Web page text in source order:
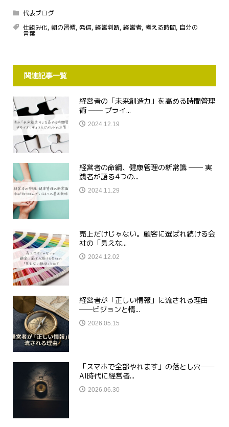
代表ブログ
仕組み化, 朝の習慣, 発信, 経営判断, 経営者, 考える時間, 自分の
言葉
関連記事一覧
経営者の「未来創造力」を高める時間管理
術 ―― プライ...
2024.12.19
経営者の命綱、健康管理の新常識 ―― 実
践者が語る4つの...
2024.11.29
売上だけじゃない。顧客に選ばれ続ける会
社の「見えな...
2024.12.02
経営者が「正しい情報」に流される理由
——ビジョンと情...
2026.05.15
「スマホで全部やれます」の落とし穴——
AI時代に経営者...
2026.06.30